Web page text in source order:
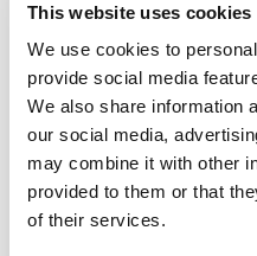
This website uses cookies
We use cookies to
provide social media
We also share information
our social media,
may combine it with other
provided to them or that
of their services.